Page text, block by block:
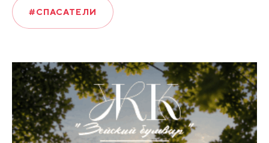
#СПАСАТЕЛИ